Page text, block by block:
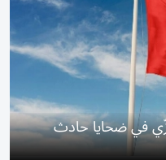
في ضحايا حادث